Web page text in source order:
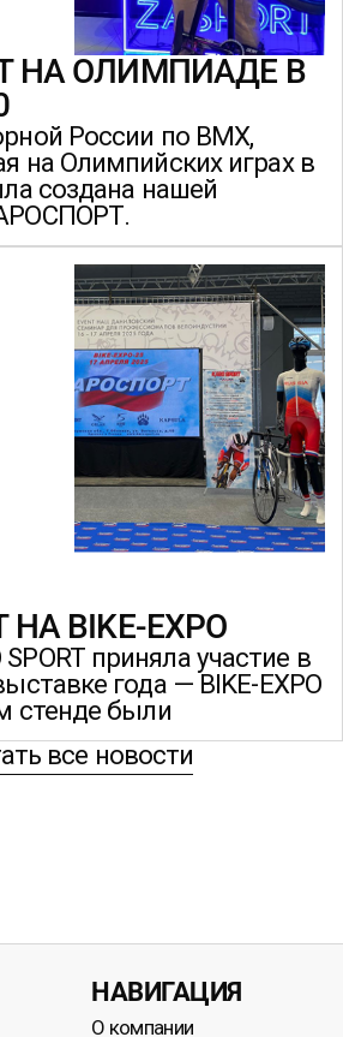
НА ОЛИМПИАДЕ В
России по BMX,
на Олимпийских играх в
создана нашей
НА BIKE-EXPO
приняла участие в
года — BIKE-EXPO
стенде были
все новости
НАВИГАЦИЯ
О компании